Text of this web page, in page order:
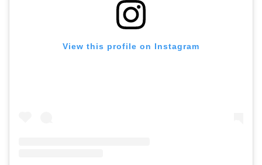
View this profile on Instagram